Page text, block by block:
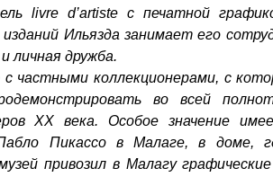
livre d’artiste cпечатной
Ильязда занимает его
личная дружба.
частными коллекционерами, с
во всей
ХХ века. Особое значение
Пикассо в Малаге, в доме,
привозил в Малагу